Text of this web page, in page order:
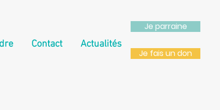
Contact Actualités
Je parraine
Je fais un don